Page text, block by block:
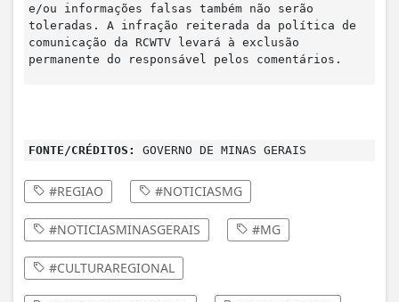
e/ou informações falsas também não serão
toleradas. A infração reiterada da política de
comunicação da RCWTV levará à exclusão
permanente do responsável pelos comentários.
FONTE/CRÉDITOS: GOVERNO DE MINAS GERAIS
#REGIAO #NOTICIASMG
#NOTICIASMINASGERAIS #MG
#CULTURAREGIONAL